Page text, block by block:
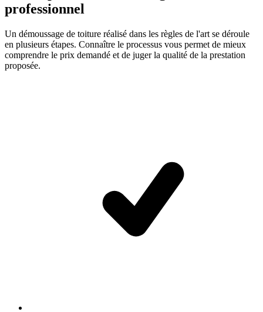
professionnel
Un démoussage de toiture réalisé dans les règles de l'art se déroule
en plusieurs étapes. Connaître le processus vous permet de mieux
comprendre le prix demandé et de juger la qualité de la prestation
proposée.